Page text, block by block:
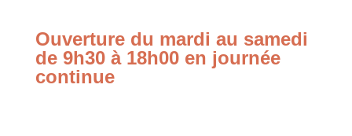
Ouverture du mardi au samedi
de 9h30 à 18h00 en journée
continue